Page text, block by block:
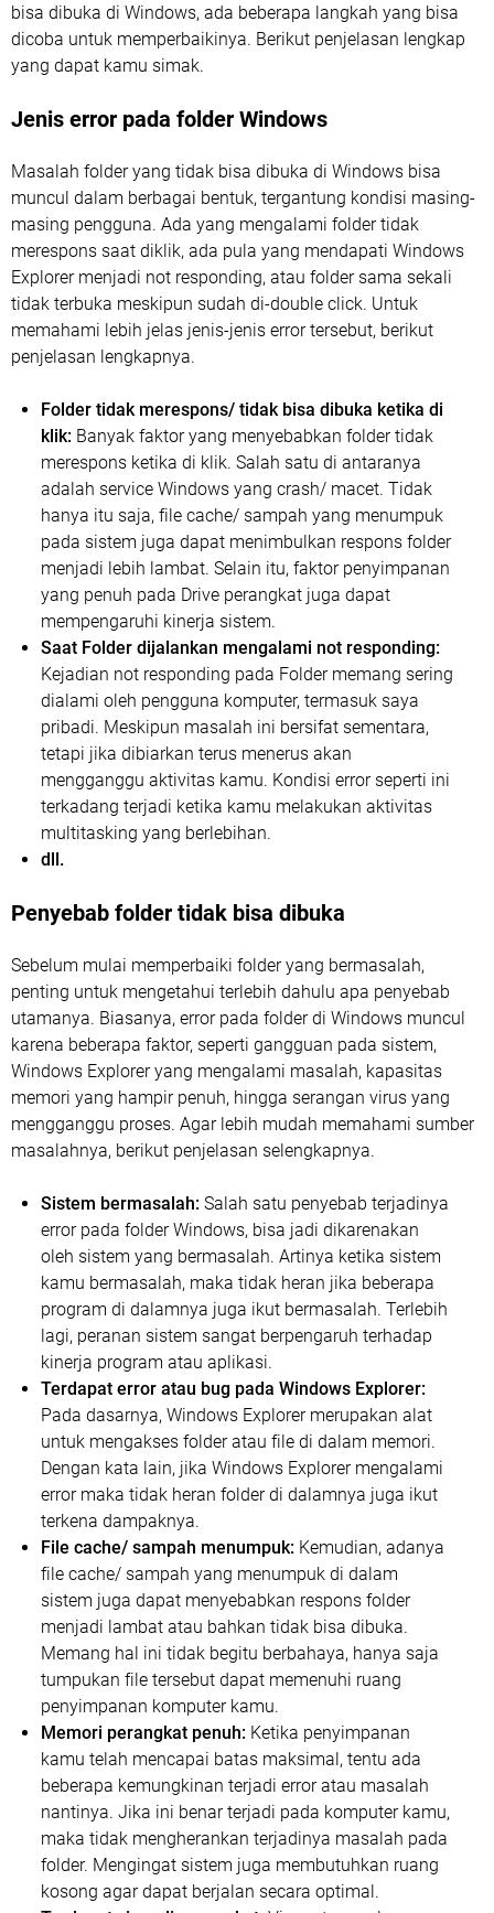
bisa dibuka di Windows, ada beberapa langkah yang bisa
dicoba untuk memperbaikinya. Berikut penjelasan lengkap
yang dapat kamu simak.
Jenis error pada folder Windows
Masalah folder yang tidak bisa dibuka di Windows bisa
muncul dalam berbagai bentuk, tergantung kondisi masing-
masing pengguna. Ada yang mengalami folder tidak
merespons saat diklik, ada pula yang mendapati Windows
Explorer menjadi not responding, atau folder sama sekali
tidak terbuka meskipun sudah di-double click. Untuk
memahami lebih jelas jenis-jenis error tersebut, berikut
penjelasan lengkapnya.
Folder tidak merespons/ tidak bisa dibuka ketika di
klik: Banyak faktor yang menyebabkan folder tidak
merespons ketika di klik. Salah satu di antaranya
adalah service Windows yang crash/ macet. Tidak
hanya itu saja, file cache/ sampah yang menumpuk
pada sistem juga dapat menimbulkan respons folder
menjadi lebih lambat. Selain itu, faktor penyimpanan
yang penuh pada Drive perangkat juga dapat
mempengaruhi kinerja sistem.
Saat Folder dijalankan mengalami not responding:
Kejadian not responding pada Folder memang sering
dialami oleh pengguna komputer, termasuk saya
pribadi. Meskipun masalah ini bersifat sementara,
tetapi jika dibiarkan terus menerus akan
mengganggu aktivitas kamu. Kondisi error seperti ini
terkadang terjadi ketika kamu melakukan aktivitas
multitasking yang berlebihan.
dll.
Penyebab folder tidak bisa dibuka
Sebelum mulai memperbaiki folder yang bermasalah,
penting untuk mengetahui terlebih dahulu apa penyebab
utamanya. Biasanya, error pada folder di Windows muncul
karena beberapa faktor, seperti gangguan pada sistem,
Windows Explorer yang mengalami masalah, kapasitas
memori yang hampir penuh, hingga serangan virus yang
mengganggu proses. Agar lebih mudah memahami sumber
masalahnya, berikut penjelasan selengkapnya.
Sistem bermasalah: Salah satu penyebab terjadinya
error pada folder Windows, bisa jadi dikarenakan
oleh sistem yang bermasalah. Artinya ketika sistem
kamu bermasalah, maka tidak heran jika beberapa
program di dalamnya juga ikut bermasalah. Terlebih
lagi, peranan sistem sangat berpengaruh terhadap
kinerja program atau aplikasi.
Terdapat error atau bug pada Windows Explorer:
Pada dasarnya, Windows Explorer merupakan alat
untuk mengakses folder atau file di dalam memori.
Dengan kata lain, jika Windows Explorer mengalami
error maka tidak heran folder di dalamnya juga ikut
terkena dampaknya.
File cache/ sampah menumpuk: Kemudian, adanya
file cache/ sampah yang menumpuk di dalam
sistem juga dapat menyebabkan respons folder
menjadi lambat atau bahkan tidak bisa dibuka.
Memang hal ini tidak begitu berbahaya, hanya saja
tumpukan file tersebut dapat memenuhi ruang
penyimpanan komputer kamu.
Memori perangkat penuh: Ketika penyimpanan
kamu telah mencapai batas maksimal, tentu ada
beberapa kemungkinan terjadi error atau masalah
nantinya. Jika ini benar terjadi pada komputer kamu,
maka tidak mengherankan terjadinya masalah pada
folder. Mengingat sistem juga membutuhkan ruang
kosong agar dapat berjalan secara optimal.